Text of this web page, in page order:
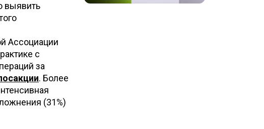
выявить
Ассоциации
с
за
. Более
(31%)